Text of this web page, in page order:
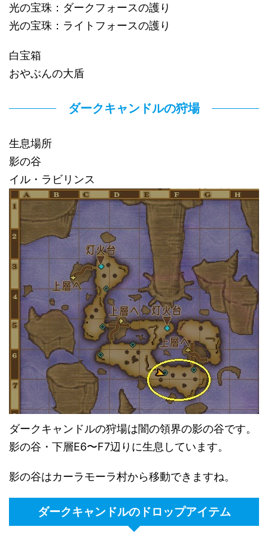
光の宝珠：ダークフォースの護り
光の宝珠：ライトフォースの護り
白宝箱
おやぶんの大盾
ダークキャンドルの狩場
生息場所
影の谷
イル・ラビリンス
ダークキャンドルの狩場は闇の領界の影の谷です。
影の谷・下層E6〜F7辺りに生息しています。
影の谷はカーラモーラ村から移動できますね。
ダークキャンドルのドロップアイテム